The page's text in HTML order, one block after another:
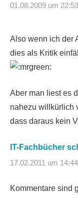
01.08.2009 um
Also wenn ich der
dies als Kritik
Aber man liest es
nahezu willkürlich
dass daraus kein
IT-Fachbücher
17.02.2011 um
Kommentare sind